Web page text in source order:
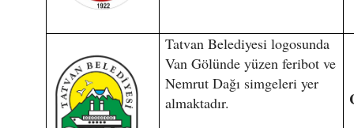
Tatvan Belediyesi logosunda
Van Gölünde yüzen feribot ve
Nemrut Dağı simgeleri yer
almaktadır.